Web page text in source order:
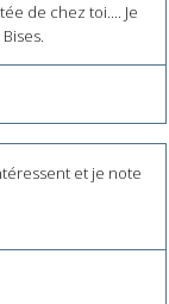
de chez toi.... Je
et je note